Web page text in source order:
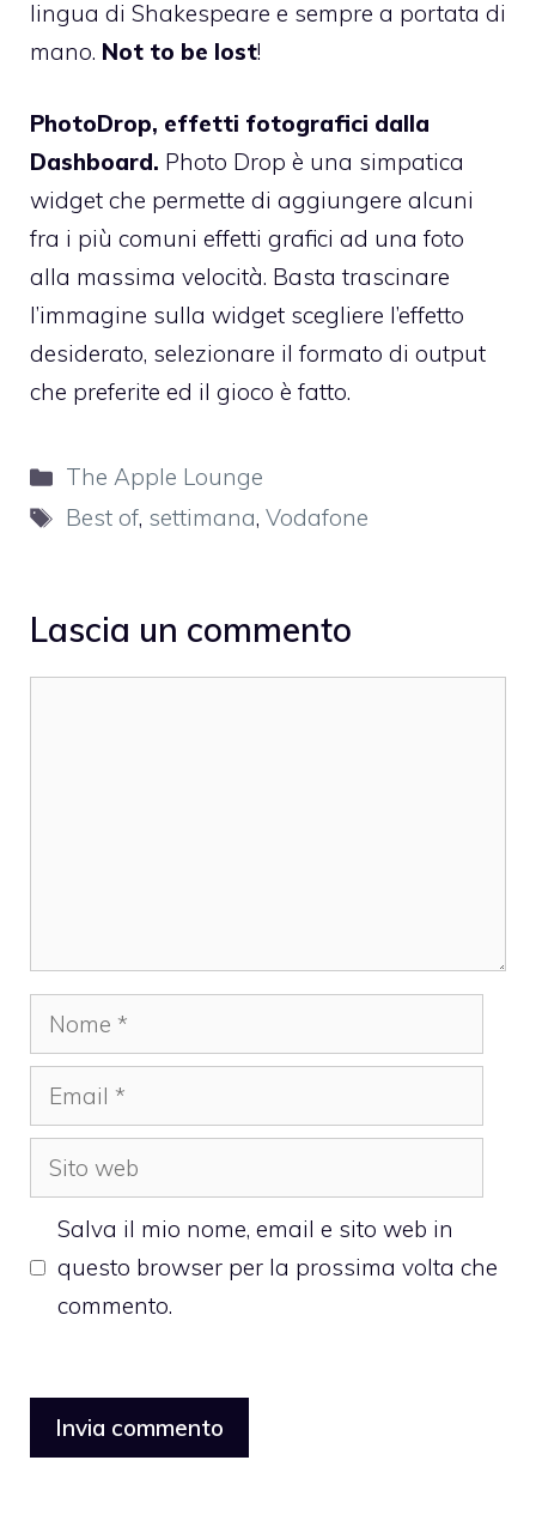
lingua di Shakespeare e sempre a portata di
mano. Not to be lost!
PhotoDrop, effetti fotografici dalla
Dashboard. Photo Drop è una simpatica
widget che permette di aggiungere alcuni
fra i più comuni effetti grafici ad una foto
alla massima velocità. Basta trascinare
l’immagine sulla widget scegliere l’effetto
desiderato, selezionare il formato di output
che preferite ed il gioco è fatto.
Categorie
The Apple Lounge
Tag
Best of, settimana,Vodafone
Lascia un commento
Nome
Email
Sito
web
Salva il mio nome, email e sito web in
questo browser per la prossima volta che
commento.